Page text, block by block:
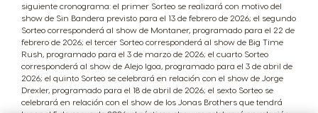
siguiente cronograma: el primer Sorteo se realizará con motivo del
show de Sin Bandera previsto para el 13 de febrero de 2026; el segundo
Sorteo corresponderá al show de Montaner, programado para el 22 de
febrero de 2026; el tercer Sorteo corresponderá al show de Big Time
Rush, programado para el 3 de marzo de 2026; el cuarto Sorteo
corresponderá al show de Alejo Igoa, programado para el 3 de abril de
2026; el quinto Sorteo se celebrará en relación con el show de Jorge
Drexler, programado para el 18 de abril de 2026; el sexto Sorteo se
celebrará en relación con el show de los Jonas Brothers que tendrá